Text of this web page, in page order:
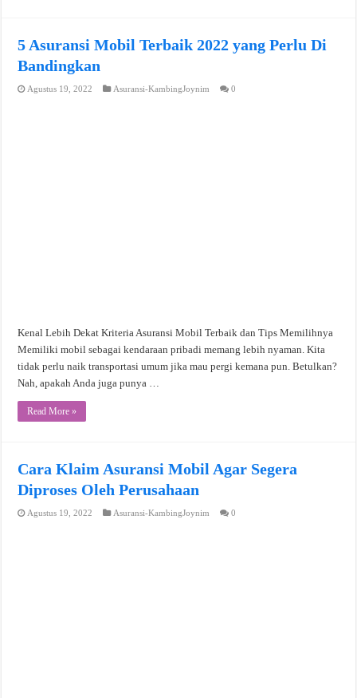
5 Asuransi Mobil Terbaik 2022 yang Perlu Di
Bandingkan
Agustus 19, 2022 Asuransi-KambingJoynim 0
Kenal Lebih Dekat Kriteria Asuransi Mobil Terbaik dan Tips Memilihnya
Memiliki mobil sebagai kendaraan pribadi memang lebih nyaman. Kita
tidak perlu naik transportasi umum jika mau pergi kemana pun. Betulkan?
Nah, apakah Anda juga punya …
Read More »
Cara Klaim Asuransi Mobil Agar Segera
Diproses Oleh Perusahaan
Agustus 19, 2022 Asuransi-KambingJoynim 0